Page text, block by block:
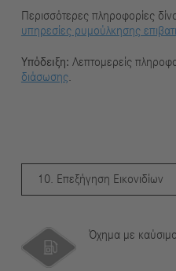
Περισσότερες πληροφορίες
υπηρεσίες ρυμούλκησης
Υπόδειξη: Λεπτομερείς
διάσωσης.
10. Επεξήγηση Εικονιδίων
Όχημα με